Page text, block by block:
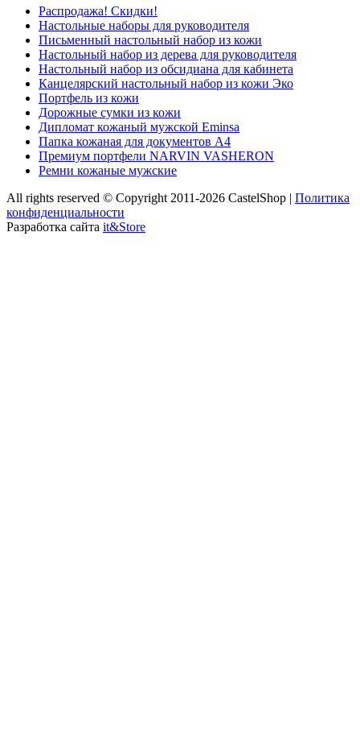
Распродажа! Скидки!
Настольные наборы для руководителя
Письменный настольный набор из кожи
Настольный набор из дерева для руководителя
Настольный набор из обсидиана для кабинета
Канцелярский настольный набор из кожи Эко
Портфель из кожи
Дорожные сумки из кожи
Дипломат кожаный мужской Eminsa
Папка кожаная для документов А4
Премиум портфели NARVIN VASHERON
Ремни кожаные мужские
All rights reserved © Copyright 2011-2026 CastelShop | Политика
конфиденциальности
Разработка сайта it&Store